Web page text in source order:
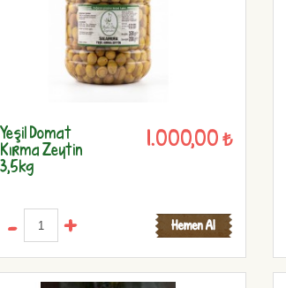
Yeşil Domat
Kırma Zeytin
3,5kg
1.000,00 ₺
- +